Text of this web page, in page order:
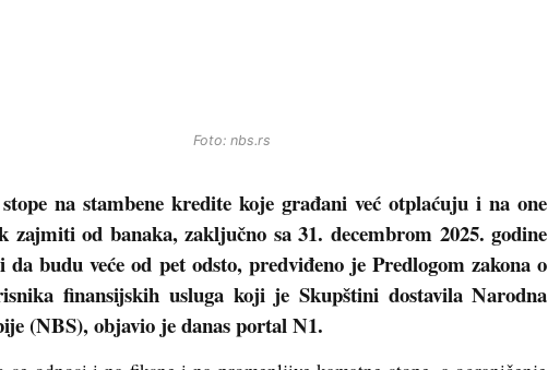
Foto: nbs.rs
na stambene kredite koje građani već otplaćuju i na one
zajmiti od banaka, zaključno sa 31. decembrom 2025. godine
da budu veće od pet odsto, predviđeno je Predlogom zakona o
finansijskih usluga koji je Skupštini dostavila Narodna
(NBS), objavio je danas portal N1.